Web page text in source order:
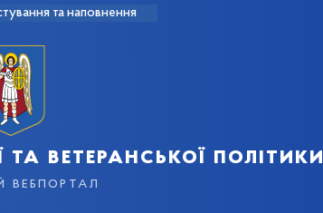
та наповнення
ветеранської політики
вебпортал